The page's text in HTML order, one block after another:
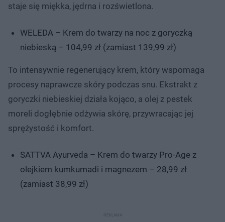
staje się miękka, jędrna i rozświetlona.
WELEDA – Krem do twarzy na noc z goryczką
niebieską – 104,99 zł (zamiast 139,99 zł)
To intensywnie regenerujący krem, który wspomaga
procesy naprawcze skóry podczas snu. Ekstrakt z
goryczki niebieskiej działa kojąco, a olej z pestek
moreli dogłębnie odżywia skórę, przywracając jej
sprężystość i komfort.
SATTVA Ayurveda – Krem do twarzy Pro-Age z
olejkiem kumkumadi i magnezem – 28,99 zł
(zamiast 38,99 zł)